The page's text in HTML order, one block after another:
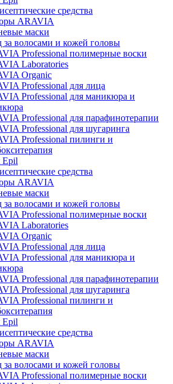
средства
ARAVIA
маски
за волосами и кожей головы
Professional полимерные воски
Laboratories
Organic
Professional для лица
Professional для маникюра и
Professional для парафинотерапии
Professional для шугаринга
Professional пилинги и
Epil
средства
ARAVIA
маски
за волосами и кожей головы
Professional полимерные воски
Laboratories
Organic
Professional для лица
Professional для маникюра и
Professional для парафинотерапии
Professional для шугаринга
Professional пилинги и
Epil
средства
ARAVIA
маски
за волосами и кожей головы
Professional полимерные воски